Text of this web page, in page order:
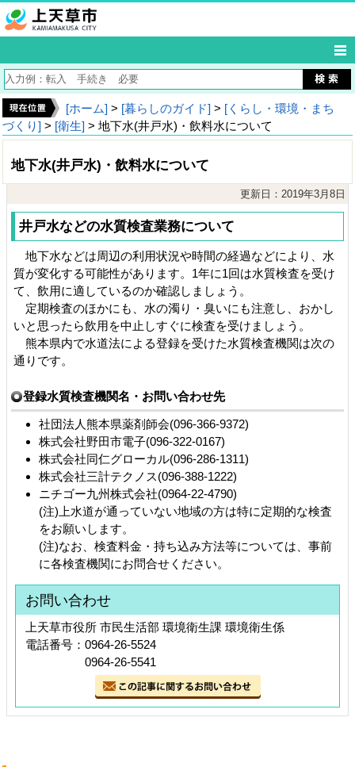
[ホーム] > [暮らしのガイド] > [くらし・環境・まち
づくり] > [衛生] > 地下水(井戸水)・飲料水について
地下水(井戸水)・飲料水について
更新日：2019年3月8日
井戸水などの水質検査業務について
地下水などは周辺の利用状況や時間の経過などにより、水
質が変化する可能性があります。1年に1回は水質検査を受け
て、飲用に適しているのか確認しましょう。
定期検査のほかにも、水の濁り・臭いにも注意し、おかし
いと思ったら飲用を中止しすぐに検査を受けましょう。
熊本県内で水道法による登録を受けた水質検査機関は次の
通りです。
登録水質検査機関名・お問い合わせ先
社団法人熊本県薬剤師会(096-366-9372)
株式会社野田市電子(096-322-0167)
株式会社同仁グローカル(096-286-1311)
株式会社三計テクノス(096-388-1222)
ニチゴー九州株式会社(0964-22-4790)
(注)上水道が通っていない地域の方は特に定期的な検査
をお願いします。
(注)なお、検査料金・持ち込み方法等については、事前
に各検査機関にお問合せください。
お問い合わせ
上天草市役所 市民生活部 環境衛生課 環境衛生係
電話番号：0964-26-5524
0964-26-5541